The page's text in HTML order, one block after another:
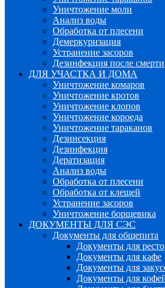
Уничтожение моли
Анализ воды
Обработка от плесени
Демеркуризация
Устранение засоров
Дезинфекция после смерти
ДЛЯ УЧАСТКА И ДОМА
Уничтожение комаров
Уничтожение кротов
Уничтожение клопов
Уничтожение короеда
Уничтожение тараканов
Дезинсекция
Дезинфекция
Дератизация
Анализ воды
Обработка от плесени
Обработка от клещей
Устранение засоров
Уничтожение борщевика
ДОКУМЕНТЫ ДЛЯ СЭС
Документы для общепита
Документы для
Документы для кафе
Документы для
Документы для